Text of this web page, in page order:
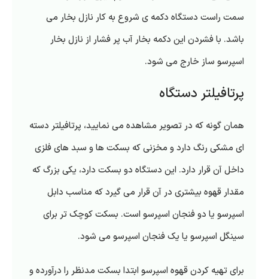
سمت راست دستگاه دکمه ی شروع به کار نازل بخار می
باشد. با فشردن این دکمه بخار آب پر فشار از نازل بخار
اسپرسو ساز خارج می شود.
پرتافیلتر دستگاه
همان گونه که در تصویر مشاهده می نمایید، پرتافیلتر دسته
ای مشکی رنگ دارد و مخزنی که بسکت ها و سبد های فلزی
داخل آن قرار دارد. این دستگاه دو بسکت دارد، یکی بزرگ که
مقدار قهوه بیشتری در آن قرار می گیرد که مناسب دابل
اسپرسو یا دو فنجان اسپرسو است. بسکت کوچک تر برای
سینگل اسپرسو یا یک فنجان اسپرسو می شود.
برای تهیه کردن قهوه اسپرسو ابتدا بسکت مدنظر را درآورده و